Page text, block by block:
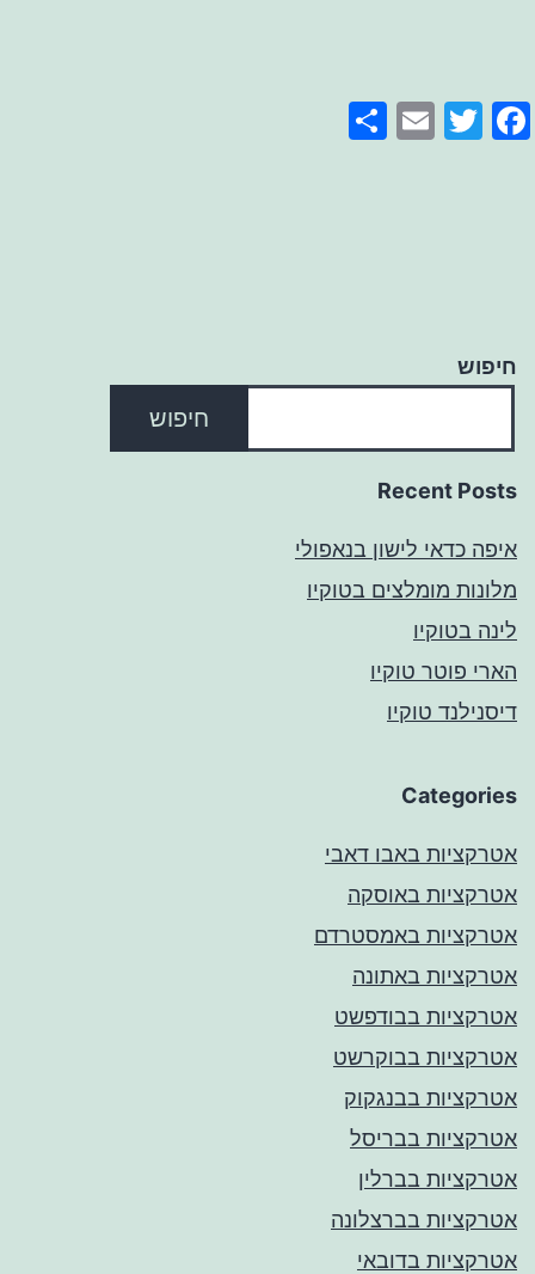
Facebook
Twitter
Email
חיפוש
חיפוש
Recent Posts
איפה כדאי לישון בנאפולי
מלונות מומלצים בטוקיו
לינה בטוקיו
הארי פוטר טוקיו
דיסנילנד טוקיו
Categories
אטרקציות באבו דאבי
אטרקציות באוסקה
אטרקציות באמסטרדם
אטרקציות באתונה
אטרקציות בבודפשט
אטרקציות בבוקרשט
אטרקציות בבנגקוק
אטרקציות בבריסל
אטרקציות בברלין
אטרקציות בברצלונה
אטרקציות בדובאי